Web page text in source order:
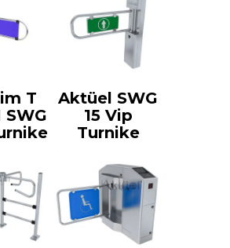
T
SWG
Aktüel SWG
15 Vip
Turnike